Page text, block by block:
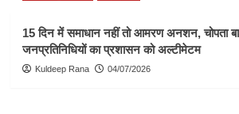
15 दिन में समाधान नहीं तो आमरण अनशन, चोपता
जनप्रतिनिधियों का प्रशासन को अल्टीमेटम
Kuldeep Rana 04/07/2026